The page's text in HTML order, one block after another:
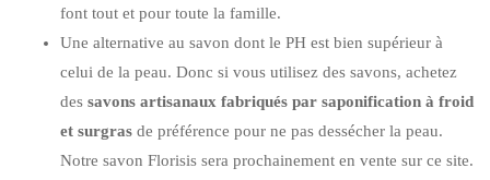
font tout et pour toute la famille.
Une alternative au savon dont le PH est bien supérieur à
celui de la peau. Donc si vous utilisez des savons, achetez
des savons artisanaux fabriqués par saponification à froid
et surgras de préférence pour ne pas dessécher la peau.
Notre savon Florisis sera prochainement en vente sur ce site.